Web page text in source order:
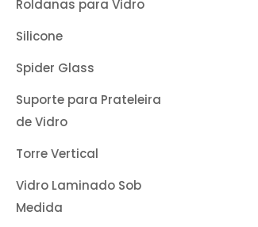
Roldanas para Vidro
Silicone
Spider Glass
Suporte para Prateleira
de Vidro
Torre Vertical
Vidro Laminado Sob
Medida